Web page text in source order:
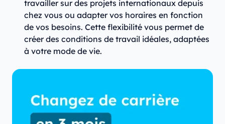
travailler sur des projets internationaux depuis
chez vous ou adapter vos horaires en fonction
de vos besoins. Cette flexibilité vous permet de
créer des conditions de travail idéales, adaptées
à votre mode de vie.